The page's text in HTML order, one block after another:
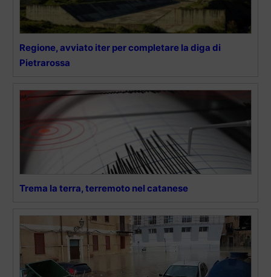
Regione, avviato iter per completare la diga di
Pietrarossa
Trema la terra, terremoto nel catanese